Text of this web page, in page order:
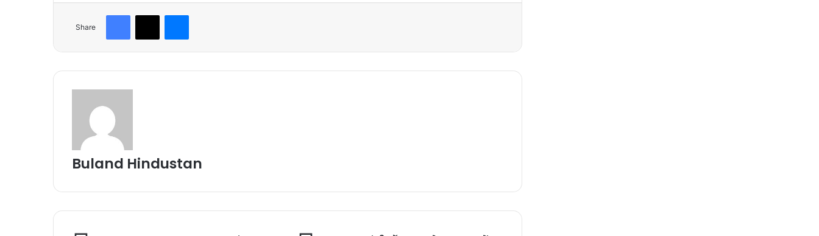
Share
Facebook
X Messenger
Buland Hindustan